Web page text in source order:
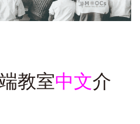
教室中文介